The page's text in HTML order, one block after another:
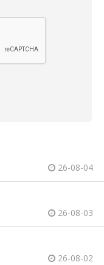
26-08-04
26-08-03
26-08-02